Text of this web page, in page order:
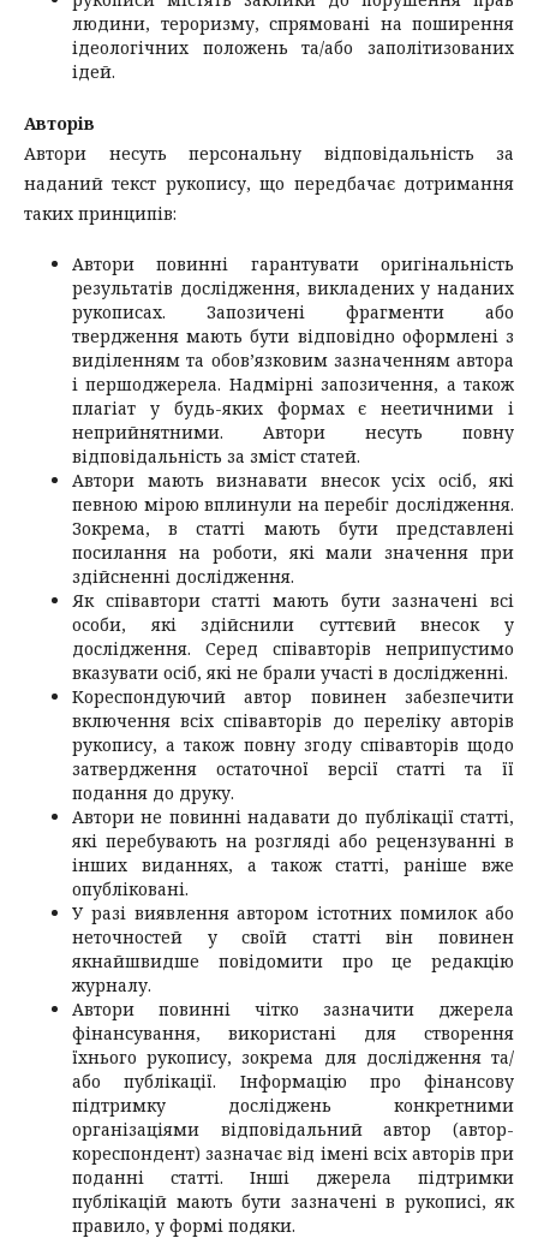
людини, тероризму, спрямовані на поширення
ідеологічних положень та/або заполітизованих
ідей.
Авторів
Автори несуть персональну відповідальність за
наданий текст рукопису, що передбачає дотримання
таких принципів:
Автори повинні гарантувати оригінальність
результатів дослідження, викладених у наданих
рукописах. Запозичені фрагменти або
твердження мають бути відповідно оформлені з
виділенням та обов’язковим зазначенням автора
і першоджерела. Надмірні запозичення, а також
плагіат у будь-яких формах є неетичними і
неприйнятними. Автори несуть повну
відповідальність за зміст статей.
Автори мають визнавати внесок усіх осіб, які
певною мірою вплинули на перебіг дослідження.
Зокрема, в статті мають бути представлені
посилання на роботи, які мали значення при
здійсненні дослідження.
Як співавтори статті мають бути зазначені всі
особи, які здійснили суттєвий внесок у
дослідження. Серед співавторів неприпустимо
вказувати осіб, які не брали участі в дослідженні.
Кореспондуючий автор повинен забезпечити
включення всіх співавторів до переліку авторів
рукопису, а також повну згоду співавторів щодо
затвердження остаточної версії статті та її
подання до друку.
Автори не повинні надавати до публікації статті,
які перебувають на розгляді або рецензуванні в
інших виданнях, а також статті, раніше вже
опубліковані.
У разі виявлення автором істотних помилок або
неточностей у своїй статті він повинен
якнайшвидше повідомити про це редакцію
журналу.
Автори повинні чітко зазначити джерела
фінансування, використані для створення
їхнього рукопису, зокрема для дослідження та/
або публікації. Інформацію про фінансову
підтримку досліджень конкретними
організаціями відповідальний автор (автор-
кореспондент) зазначає від імені всіх авторів при
поданні статті. Інші джерела підтримки
публікацій мають бути зазначені в рукописі, як
правило, у формі подяки.